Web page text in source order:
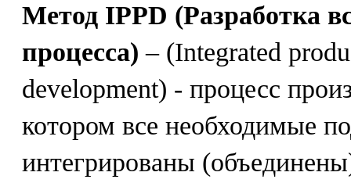
Метод IPPD (Разработка
процесса) – (Integrated
development) - процесс
котором все необходимые
интегрированы